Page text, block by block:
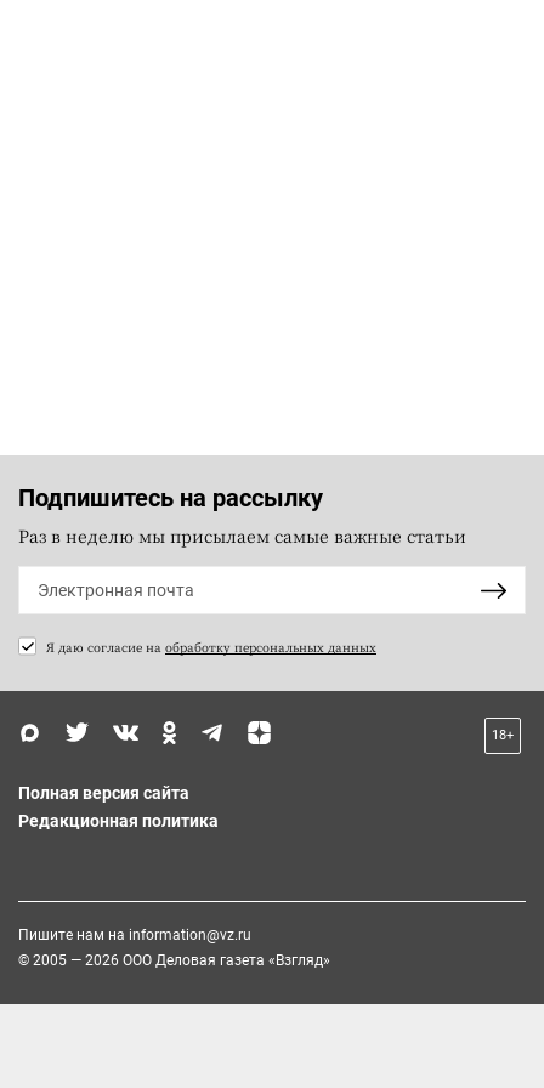
Подпишитесь на рассылку
Раз в неделю мы присылаем самые важные статьи
Я даю согласие на обработку персональных данных
18+
Полная версия сайта
Редакционная политика
Пишите нам на information@vz.ru
© 2005 — 2026 ООО Деловая газета «Взгляд»